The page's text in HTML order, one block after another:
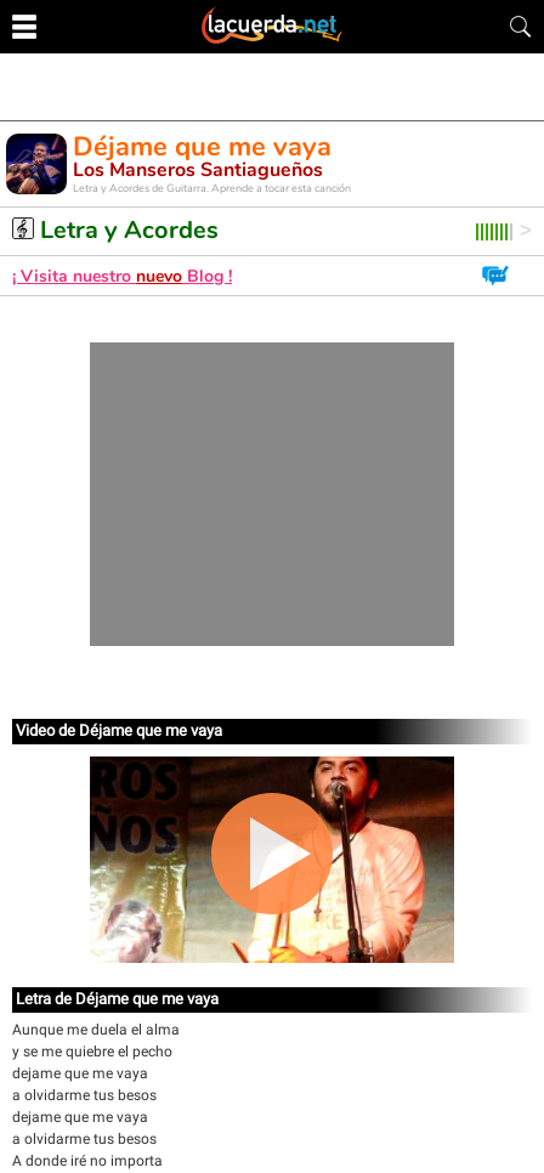
Déjame que me vaya
Los Manseros Santiagueños
Letra y Acordes de Guitarra. Aprende a tocar esta canción
Letra y Acordes
¡ Visita nuestro nuevo Blog !
Video de Déjame que me vaya
Letra de Déjame que me vaya
Aunque me duela el alma
y se me quiebre el pecho
dejame que me vaya
a olvidarme tus besos
dejame que me vaya
a olvidarme tus besos
A donde iré no importa